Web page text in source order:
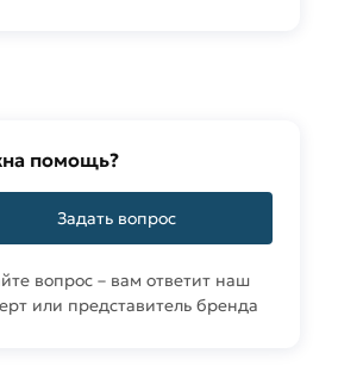
помощь?
Задать вопрос
вопрос – вам ответит наш
или представитель бренда